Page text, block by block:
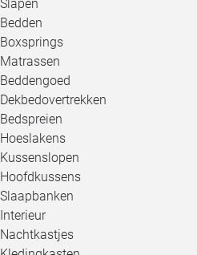
Slapen
Bedden
Boxsprings
Matrassen
Beddengoed
Dekbedovertrekken
Bedspreien
Hoeslakens
Kussenslopen
Hoofdkussens
Slaapbanken
Interieur
Nachtkastjes